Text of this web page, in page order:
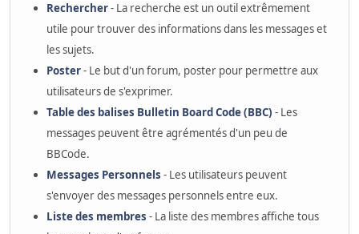
Rechercher- La recherche est un outil extrêmement
utile pour trouver des informations dans les messages et
les sujets.
Poster- Le but d'un forum, poster pour permettre aux
utilisateurs de s'exprimer.
Table des balises Bulletin Board Code (BBC) - Les
messages peuvent être agrémentés d'un peu de
BBCode.
Messages Personnels - Les utilisateurs peuvent
s'envoyer des messages personnels entre eux.
Liste des membres - La liste des membres affiche tous